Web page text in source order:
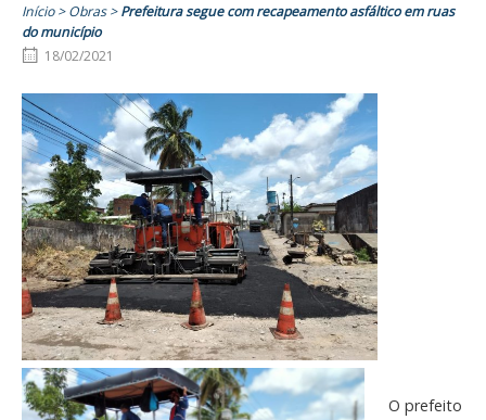
Início>Obras>Prefeitura segue com recapeamento asfáltico em ruas
do município
18/02/2021
O prefeito